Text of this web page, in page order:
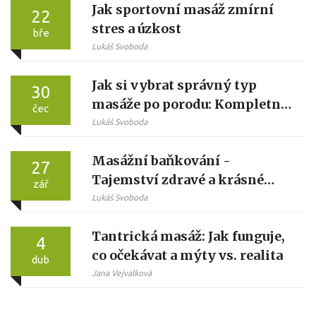
22
bře
Jak sportovní masáž zmírní
stres a úzkost
Lukáš Svoboda
30
čec
Jak si vybrat správný typ
masáže po porodu: Kompletní
průvodce pro maminky
Lukáš Svoboda
27
zář
Masážní baňkování -
Tajemství zdravé a krásné
pokožky
Lukáš Svoboda
4
dub
Tantrická masáž: Jak funguje,
co očekávat a mýty vs. realita
Jana Vejvalková